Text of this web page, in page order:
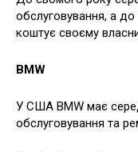
обслуговування, а до
коштує своєму
BMW
У США BMW має
обслуговування та